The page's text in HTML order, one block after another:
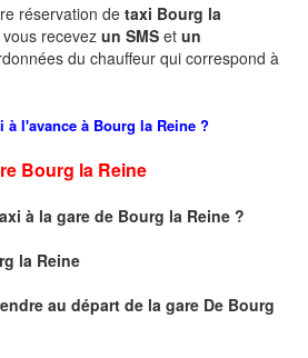
réservation de taxi Bourg la
recevez un SMS et un
du chauffeur qui correspond à
à l'avance à Bourg la Reine ?
Bourg la Reine
à la gare de Bourg la Reine ?
la Reine
au départ de la gare De Bourg